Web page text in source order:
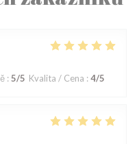
: 5/5 Kvalita / Cena : 4/5